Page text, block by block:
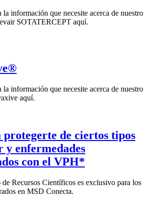
la información que necesite acerca de nuestro
SOTATERCEPT aquí.
la información que necesite acerca de nuestro
aquí.
protegerte de ciertos tipos
y enfermedades
con el VPH*
de Recursos Científicos es exclusivo para los
en MSD Conecta.